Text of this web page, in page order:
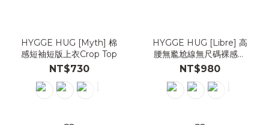
HYGGE HUG [Myth] 棉
感短袖短版上衣Crop Top
NT$730
HYGGE HUG [Libre] 高
腰無尷尬線無尺碼裸感九
分瑜珈褲Leggings
NT$980